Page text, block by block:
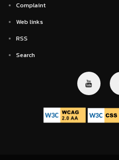
Complaint
Web links
RSS
Search